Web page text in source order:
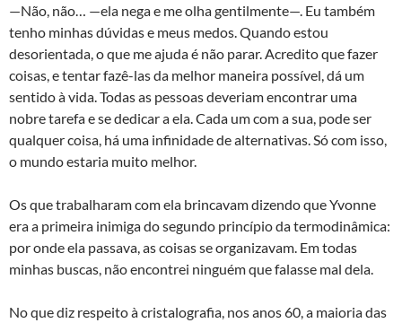
—Não, não… —ela nega e me olha gentilmente—. Eu também
tenho minhas dúvidas e meus medos. Quando estou
desorientada, o que me ajuda é não parar. Acredito que fazer
coisas, e tentar fazê-las da melhor maneira possível, dá um
sentido à vida. Todas as pessoas deveriam encontrar uma
nobre tarefa e se dedicar a ela. Cada um com a sua, pode ser
qualquer coisa, há uma infinidade de alternativas. Só com isso,
o mundo estaria muito melhor.
Os que trabalharam com ela brincavam dizendo que Yvonne
era a primeira inimiga do segundo princípio da termodinâmica:
por onde ela passava, as coisas se organizavam. Em todas
minhas buscas, não encontrei ninguém que falasse mal dela.
No que diz respeito à cristalografia, nos anos 60, a maioria das